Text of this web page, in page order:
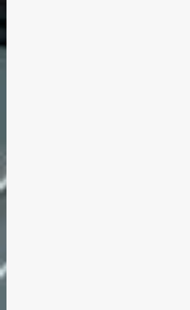
On ne construit pas la
ou à l’intérieur des
périphérie. On construit
les gens aient envie de
La qualité de
l’ambition esthétique, tant
paysager, est un cocktail